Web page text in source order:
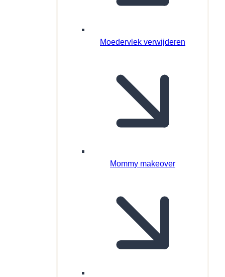
Moedervlek verwijderen
Mommy makeover